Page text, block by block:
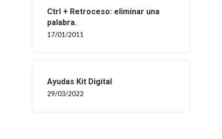
Ctrl + Retroceso: eliminar una
palabra.
17/01/2011
Ayudas Kit Digital
29/03/2022